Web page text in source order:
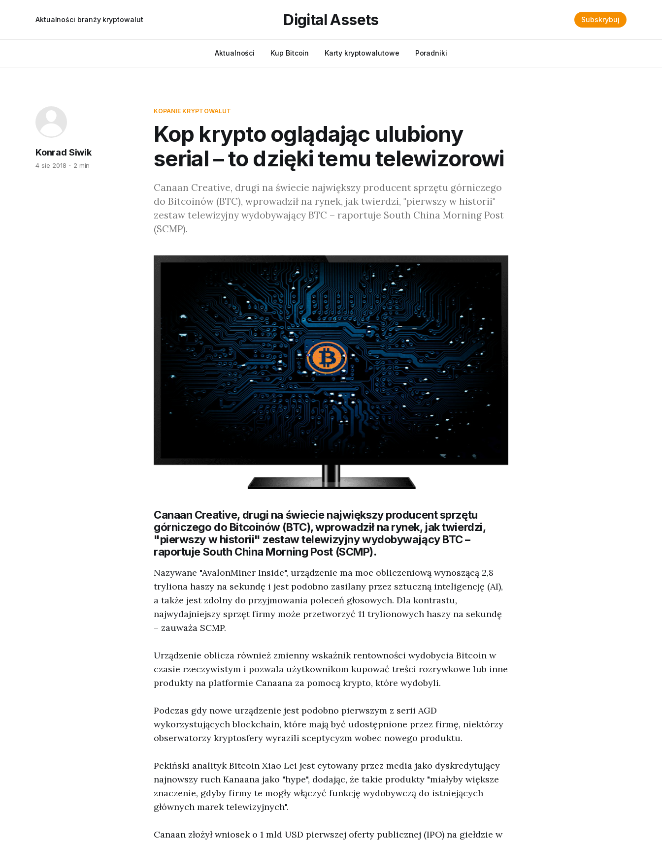
Aktualności branży kryptowalut Digital Assets
Aktualności Kup Bitcoin Karty kryptowalutowe Poradniki
Subskrybuj
KOPANIE KRYPTOWALUT
Kop krypto oglądając ulubiony
serial – to dzięki temu telewizorowi
Konrad Siwik
4 sie 2018 2 min
Canaan Creative, drugi na świecie największy producent sprzętu górniczego
do Bitcoinów (BTC), wprowadził na rynek, jak twierdzi, "pierwszy w historii"
zestaw telewizyjny wydobywający BTC – raportuje South China Morning Post
(SCMP).
Canaan Creative, drugi na świecie największy producent sprzętu
górniczego do Bitcoinów (BTC), wprowadził na rynek, jak twierdzi,
"pierwszy w historii" zestaw telewizyjny wydobywający BTC –
raportuje South China Morning Post (SCMP).
Nazywane "AvalonMiner Inside", urządzenie ma moc obliczeniową wynoszącą 2,8
tryliona haszy na sekundę i jest podobno zasilany przez sztuczną inteligencję (AI),
a także jest zdolny do przyjmowania poleceń głosowych. Dla kontrastu,
najwydajniejszy sprzęt firmy może przetworzyć 11 trylionowych haszy na sekundę
– zauważa SCMP.
Urządzenie oblicza również zmienny wskaźnik rentowności wydobycia Bitcoin w
czasie rzeczywistym i pozwala użytkownikom kupować treści rozrywkowe lub inne
produkty na platformie Canaana za pomocą krypto, które wydobyli.
Podczas gdy nowe urządzenie jest podobno pierwszym z serii AGD
wykorzystujących blockchain, które mają być udostępnione przez firmę, niektórzy
obserwatorzy kryptosfery wyrazili sceptycyzm wobec nowego produktu.
Pekiński analityk Bitcoin Xiao Lei jest cytowany przez media jako dyskredytujący
najnowszy ruch Kanaana jako "hype", dodając, że takie produkty "miałyby większe
znaczenie, gdyby firmy te mogły włączyć funkcję wydobywczą do istniejących
głównych marek telewizyjnych".
Canaan złożył wniosek o 1 mld USD pierwszej oferty publicznej (IPO) na giełdzie w